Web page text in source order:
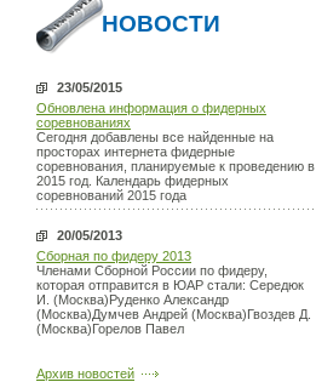
НОВОСТИ
23/05/2015
Обновлена информация о фидерных
соревнованиях
Сегодня добавлены все найденные на
просторах интернета фидерные
соревнования, планируемые к проведению в
2015 год. Календарь фидерных
соревнований 2015 года
20/05/2013
Сборная по фидеру 2013
Членами Сборной России по фидеру,
которая отправится в ЮАР стали: Середюк
И. (Москва)Руденко Александр
(Москва)Думчев Андрей (Москва)Гвоздев Д.
(Москва)Горелов Павел
Архив новостей